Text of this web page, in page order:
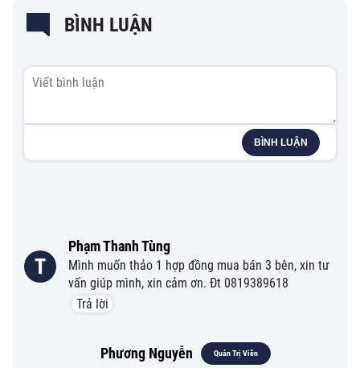
BÌNH LUẬN
BÌNH LUẬN
T
Phạm Thanh Tùng
Mình muốn thảo 1 hợp đồng mua bán 3 bên, xin tư
vấn giúp mình, xin cảm ơn. Đt 0819389618
Trả lời
Phương Nguyễn Quản Trị Viên